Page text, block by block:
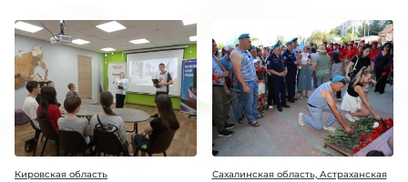
Кировская область
Сахалинская область, Астраханская